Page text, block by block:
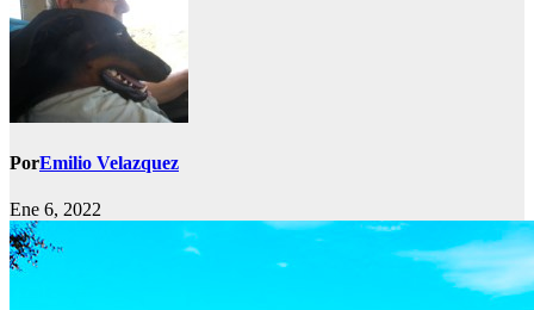
PorEmilio Velazquez
Ene 6, 2022